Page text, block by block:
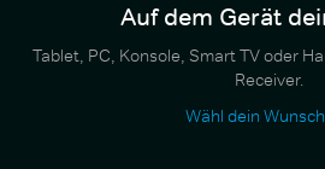
Auf dem Gerät
Tablet, PC, Konsole, Smart TV oder
Receiver.
Wähl dein